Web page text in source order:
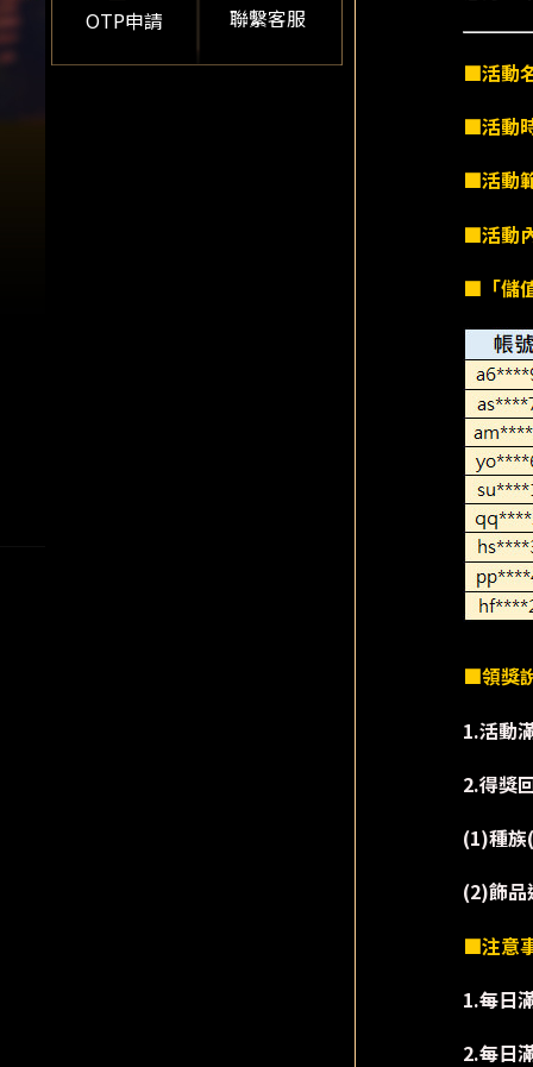
OTP申請 聯繫客服
■活動
■活動
■活動
■活動
■「儲
■領獎
1.活動
2.得獎
(1)種
(2)飾品
■注意
1.每日
2.每日